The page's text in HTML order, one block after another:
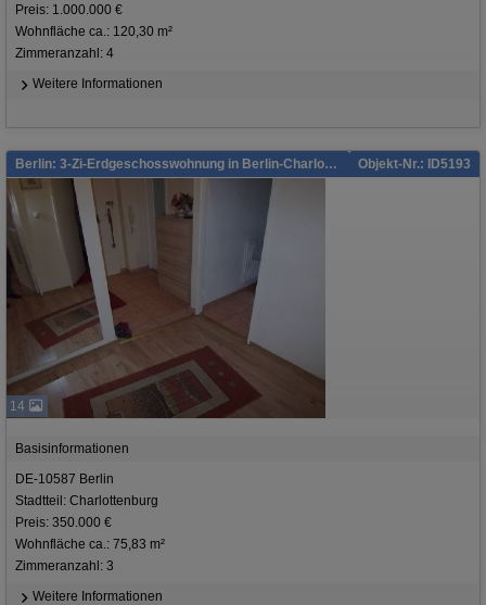
Preis: 1.000.000 €
Wohnfläche ca.: 120,30 m²
Zimmeranzahl: 4
Weitere Informationen
Berlin: 3-Zi-Erdgeschosswohnung in Berlin-Charlottenburg! Objekt-Nr.: ID5193
14
Basisinformationen
DE-10587 Berlin
Stadtteil: Charlottenburg
Preis: 350.000 €
Wohnfläche ca.: 75,83 m²
Zimmeranzahl: 3
Weitere Informationen